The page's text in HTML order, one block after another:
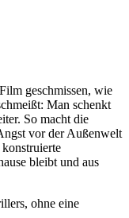
geschmissen, wie
Man schenkt
So macht die
vor der Außenwelt
bleibt und aus
ohne eine